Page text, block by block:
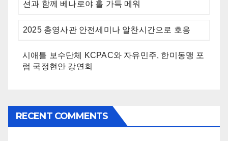
션과 함께 베나로야 홀 가득 메워
2025 총영사관 안전세미나 알찬시간으로 호응
시애틀 보수단체 KCPAC와 자유민주, 한미동맹 포
럼 국정현안 강연회
RECENT COMMENTS